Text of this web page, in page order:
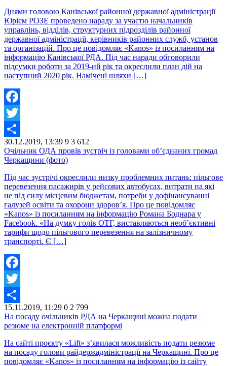
Днями головою Канівської районної державної адміністрації
Юрієм РОЗЕ проведено нараду за участю начальників
управлінь, відділів, структурних підрозділів районної
державної адміністрації, керівників районних служб, установ
та організацій. Про це повідомляє «Kanos» із посиланням на
інформацію Канівської РДА. Під час наради обговорили
підсумки роботи за 2019-ий рік та окреслили план дій на
наступний 2020 рік. Намічені шляхи […]
Facebook
Twitter
Share
30.12.2019, 13:39 9 3 612
Очільник ОДА провів зустріч із головами об’єднаних громад
Черкащини (фото)
Під час зустрічі окреслили низку проблемних питань: пільгове
перевезення пасажирів у рейсових автобусах, витрати на які
не під силу місцевим бюджетам, потреби у дофінансуванні
галузей освіти та охорони здоров’я. Про це повідомляє
«Kanos» із посиланням на інформацію Романа Боднара у
Facebook. «На думку голів ОТГ, виставляються необ’єктивні
тарифи щодо пільгового перевезення на залізничному
транспорті. Є […]
Facebook
Twitter
Share
15.11.2019, 11:29 0 2 799
На посаду очільників РДА на Черкащині можна подати
резюме на електронній платформі
На сайті проєкту «Lift» з’явилася можливість подати резюме
на посаду голови райдержадміністрації на Черкащині. Про це
повідомляє «Kanos» із посиланням на інформацію із сайту